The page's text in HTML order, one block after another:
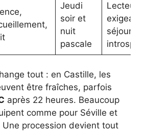
Jeudi
soir et
nuit
pascale
Lecteur
exigeant,
séjour
tout : en Castille, les
être fraîches, parfois
après 22 heures. Beaucoup
comme pour Séville et
procession devient tout